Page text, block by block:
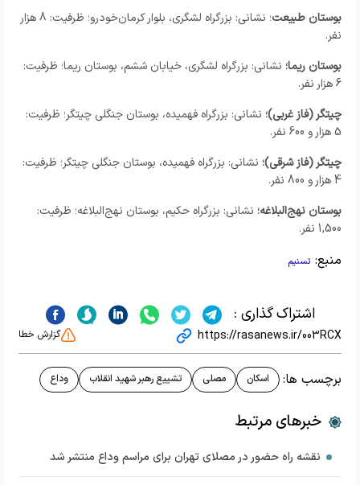
بوستان طبیعت
؛ نشانی: بزرگراه لشگری، بلوار کرمان‌خودرو؛ ظرفیت: 8 هزار
نفر.
بوستان ریما؛ نشانی: بزرگراه لشگری، خیابان ششم، بوستان ریما؛ ظرفیت:
6 هزار نفر.
چیتگر (فاز غربی)؛ نشانی: بزرگراه فهمیده، بوستان جنگلی چیتگر؛ ظرفیت:
5 هزار و 600 نفر.
چیتگر (فاز شرقی)؛ نشانی: بزرگراه فهمیده، بوستان جنگلی چیتگر؛ ظرفیت:
4 هزار و 800 نفر.
بوستان نهج‌البلاغه؛ نشانی: بزرگراه حکیم، بوستان نهج‌البلاغه؛ ظرفیت:
1,500 نفر.
منبع: تسنیم
اشتراک گذاری :
https://rasanews.ir/003RCX گزارش خطا
برچسب ها: اسکان مصلی تشییع رهبر شهید انقلاب وداع
خبرهای مرتبط
نقشه راه حضور در مصلای تهران برای مراسم وداع منتشر شد